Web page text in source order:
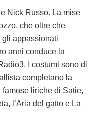
Nick Russo. La mise
che oltre che
gli appassionati
anni conduce la
I costumi sono di
completano la
liriche di Satie,
, l’Aria del gatto e La